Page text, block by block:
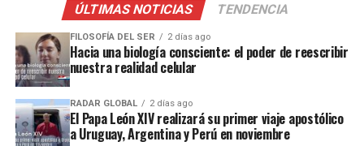
ÚLTIMAS NOTICIAS TENDENCIA
FILOSOFÍA DEL SER 2 días ago
Hacia una biología consciente: el poder de reescribir
nuestra realidad celular
RADAR GLOBAL 2 días ago
El Papa León XIV realizará su primer viaje apostólico
a Uruguay, Argentina y Perú en noviembre